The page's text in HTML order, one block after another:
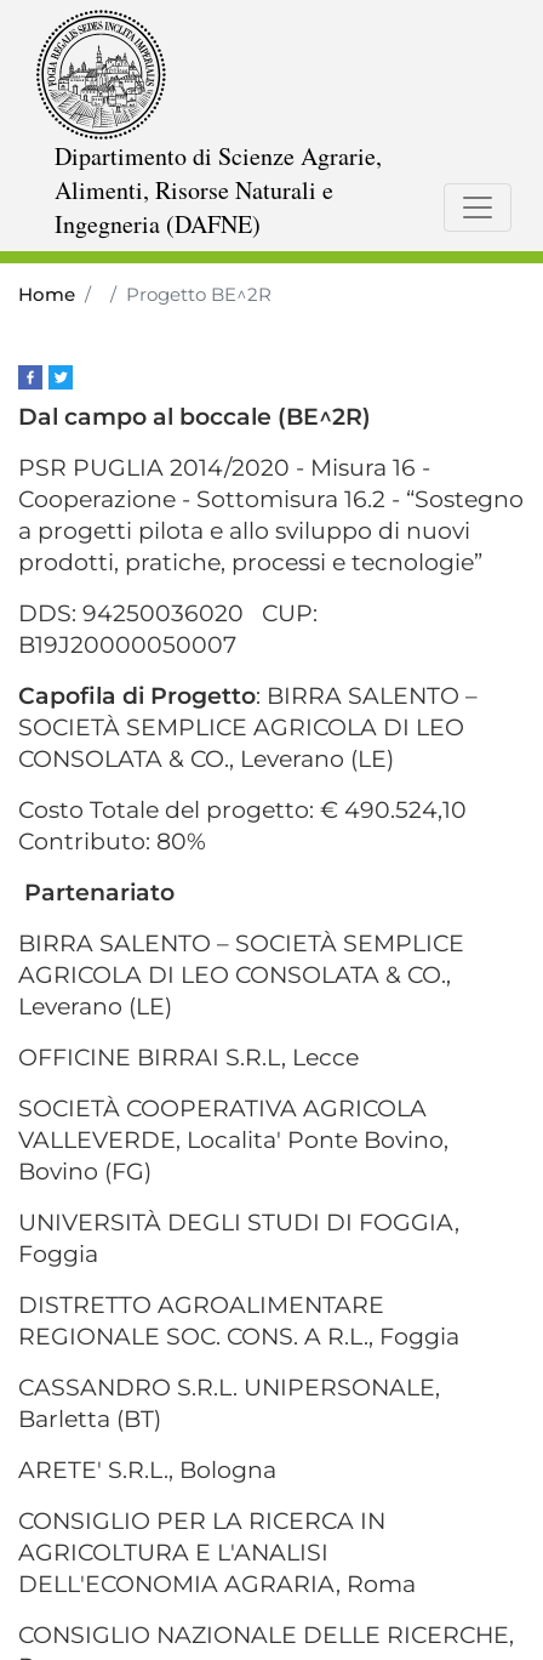
Dipartimento di Scienze Agrarie,
Alimenti, Risorse Naturali e
Ingegneria (DAFNE)
Home Progetto BE^2R
Dal campo al boccale (BE^2R)
PSR PUGLIA 2014/2020 - Misura 16 -
Cooperazione - Sottomisura 16.2 - “Sostegno
a progetti pilota e allo sviluppo di nuovi
prodotti, pratiche, processi e tecnologie”
DDS: 94250036020
CUP:
B19J20000050007
Capofila di Progetto: BIRRA SALENTO –
SOCIETÀ SEMPLICE AGRICOLA DI LEO
CONSOLATA & CO., Leverano (LE)
Costo Totale del progetto: € 490.524,10
Contributo: 80%
Partenariato
BIRRA SALENTO – SOCIETÀ SEMPLICE
AGRICOLA DI LEO CONSOLATA & CO.,
Leverano (LE)
OFFICINE BIRRAI S.R.L, Lecce
SOCIETÀ COOPERATIVA AGRICOLA
VALLEVERDE, Localita' Ponte Bovino,
Bovino (FG)
UNIVERSITÀ DEGLI STUDI DI FOGGIA,
Foggia
DISTRETTO AGROALIMENTARE
REGIONALE SOC. CONS. A R.L., Foggia
CASSANDRO S.R.L. UNIPERSONALE,
Barletta (BT)
ARETE' S.R.L., Bologna
CONSIGLIO PER LA RICERCA IN
AGRICOLTURA E L'ANALISI
DELL'ECONOMIA AGRARIA, Roma
CONSIGLIO NAZIONALE DELLE RICERCHE,